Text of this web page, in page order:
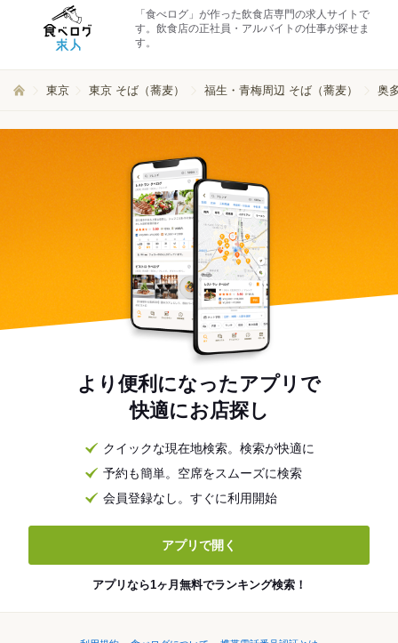
「食べログ」が作った飲食店専門の求人サイトで
す。飲食店の正社員・アルバイトの仕事が探せま
す。
東京 東京 そば（蕎麦） 福生・青梅周辺 そば（蕎麦） 奥
より便利になったアプリで
快適にお店探し
クイックな現在地検索。検索が快適に
予約も簡単。空席をスムーズに検索
会員登録なし。すぐに利用開始
アプリで開く
アプリなら1ヶ月無料でランキング検索！